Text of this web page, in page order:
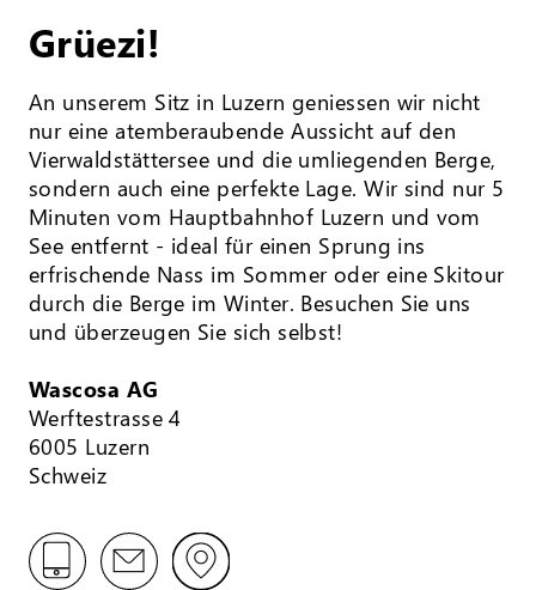
Grüezi!
An unserem Sitz in Luzern geniessen wir nicht
nur eine atemberaubende Aussicht auf den
Vierwaldstättersee und die umliegenden Berge,
sondern auch eine perfekte Lage. Wir sind nur 5
Minuten vom Hauptbahnhof Luzern und vom
See entfernt - ideal für einen Sprung ins
erfrischende Nass im Sommer oder eine Skitour
durch die Berge im Winter. Besuchen Sie uns
und überzeugen Sie sich selbst!
Wascosa AG
Werftestrasse 4
6005 Luzern
Schweiz